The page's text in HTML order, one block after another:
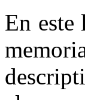
En